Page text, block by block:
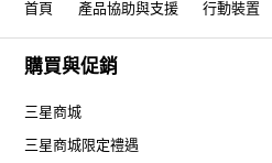
首頁 產品協助與支援 行動裝置
購買與促銷
三星商城
三星商城限定禮遇